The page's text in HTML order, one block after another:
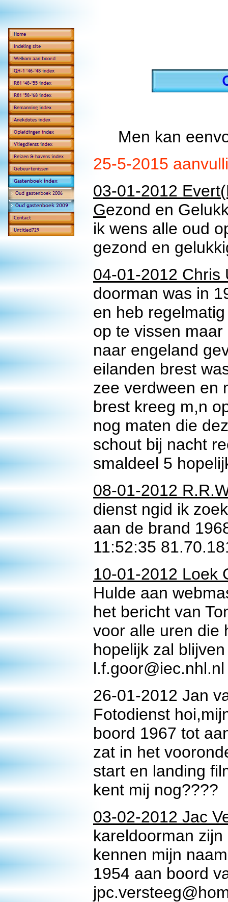
Men kan
25-5-2015
03-01-2012
Gezond en
ik wens alle oud
gezond en
04-01-2012 Chris
doorman was in
en heb
op te vissen
naar engeland
eilanden brest
zee verdween en
brest kreeg m,n
nog maten die
schout bij nacht
smaldeel 5
08-01-2012
dienst ngid ik
aan de brand
11:52:35
10-01-2012 Loek
Hulde aan
het bericht van
voor alle uren die
hopelijk zal
l.f.goor@iec.nhl.nl
26-01-2012 Jan
Fotodienst
boord 1967 tot
zat in het
start en landing
kent mij nog????
03-02-2012 Jac
kareldoorman
kennen mijn
1954 aan boord